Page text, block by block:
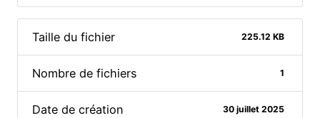
Taille du fichier 225.12 KB
Nombre de fichiers 1
Date de création 30 juillet 2025